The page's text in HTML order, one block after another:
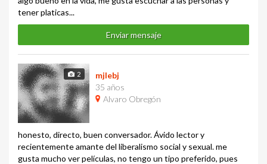
tener platicas...
Enviar mensaje
2
mjlebj
35 años
Alvaro Obregón
honesto, directo, buen conversador. Ávido lector y
recientemente amante del liberalismo social y sexual. me
gusta mucho ver películas, no tengo un tipo preferido, pues